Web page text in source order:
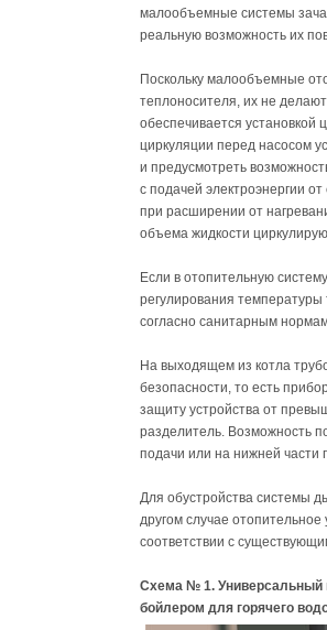
малообъемные системы
реальную возможность их
Поскольку малообъемные
теплоносителя, их не
обеспечивается установкой
циркуляции перед насосом
и предусмотреть
с подачей электроэнергии
при расширении от
объема жидкости
Если в отопительную
регулирования
согласно санитарным
На выходящем из котла
безопасности, то есть
защиту устройства от
разделитель. Возможность
подачи или на нижней части
Для обустройства системы
другом случае
соответствии с
Схема № 1. Универсальный
бойлером для горячего